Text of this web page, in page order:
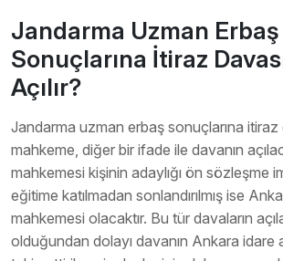
Jandarma Uzman Erbaş
Sonuçlarına İtiraz
Açılır?
Jandarma uzman erbaş sonuçlarına itiraz
mahkeme, diğer bir ifade ile davanın
mahkemesi kişinin adaylığı ön sözleşme
eğitime katılmadan sonlandırılmış ise
mahkemesi olacaktır. Bu tür davaların
olduğundan dolayı davanın Ankara idare